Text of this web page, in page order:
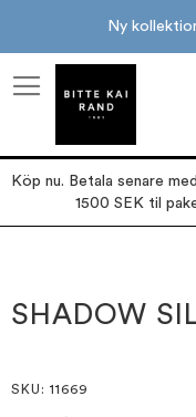
Ny
Köp nu. Betala senare
1500 SEK til
slutet
av
början
av
SHADOW
SKU : 11669